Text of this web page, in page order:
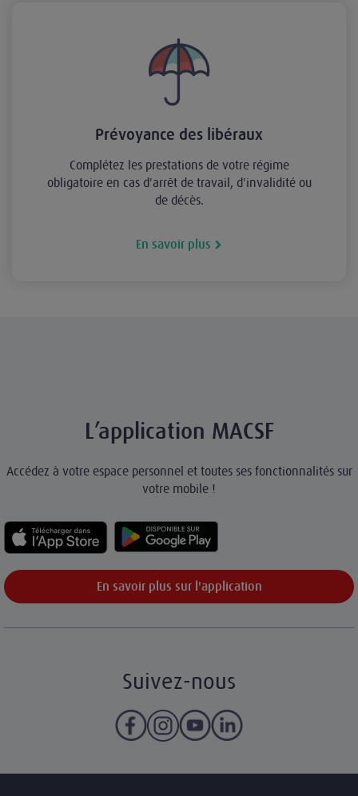
Prévoyance des libéraux
Complétez les prestations de votre régime
obligatoire en cas d'arrêt de travail, d'invalidité ou
de décès.
En savoir plus
L’application MACSF
Accédez à votre espace personnel et toutes ses fonctionnalités sur
votre mobile !
En savoir plus sur l'application
Suivez-nous